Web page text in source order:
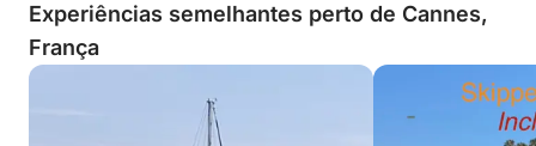
Experiências semelhantes perto de Cannes,
França